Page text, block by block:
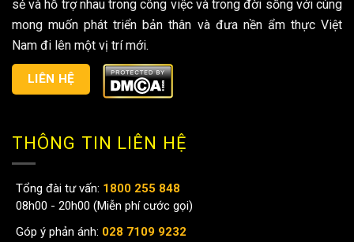
sẻ và hỗ trợ nhau trong công việc và trong đời sống với cùng
mong muốn phát triển bản thân và đưa nền ẩm thực Việt
Nam đi lên một vị trí mới.
LIÊN HỆ
THÔNG TIN LIÊN HỆ
Tổng đài tư vấn: 1800 255 848
08h00 - 20h00 (Miễn phí cước gọi)
Góp ý phản ánh: 028 7109 9232